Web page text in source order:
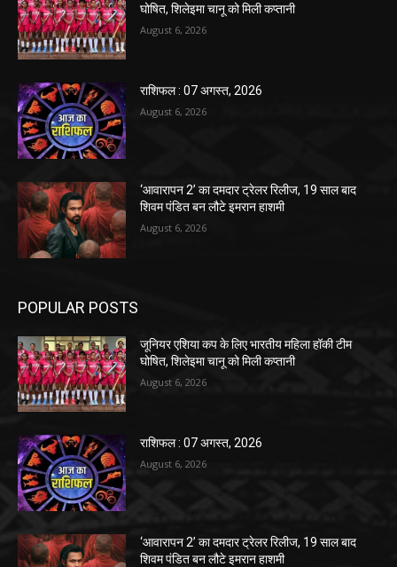
घोषित, शिलेइमा चानू को मिली कप्तानी
August 6, 2026
राशिफल : 07 अगस्त, 2026
August 6, 2026
‘आवारापन 2’ का दमदार ट्रेलर रिलीज, 19 साल बाद
शिवम पंडित बन लौटे इमरान हाशमी
August 6, 2026
POPULAR POSTS
जूनियर एशिया कप के लिए भारतीय महिला हॉकी टीम
घोषित, शिलेइमा चानू को मिली कप्तानी
August 6, 2026
राशिफल : 07 अगस्त, 2026
August 6, 2026
‘आवारापन 2’ का दमदार ट्रेलर रिलीज, 19 साल बाद
शिवम पंडित बन लौटे इमरान हाशमी